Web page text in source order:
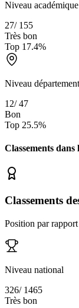
Niveau académique
27/ 155
Très bon
Top 17.4%
Niveau
12/47
Bon
Top 25.5%
Classements dans
Classements
Position par
Niveau national
326/ 1465
Très bon